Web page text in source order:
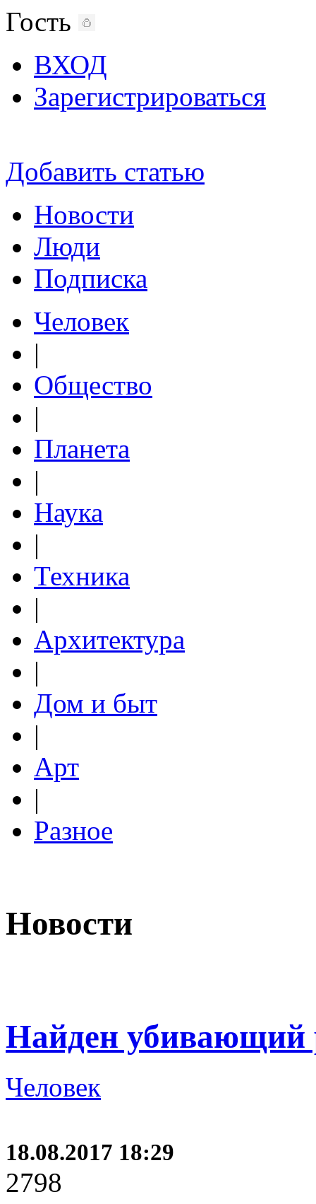
Гость
ВХОД
Зарегистрироваться
Добавить статью
Новости
Люди
Подписка
Человек
|
Общество
|
Планета
|
Наука
|
Техника
|
Архитектура
|
Дом и быт
|
Арт
|
Разное
Новости
Найден убивающий
Человек
18.08.2017 18:29
2798